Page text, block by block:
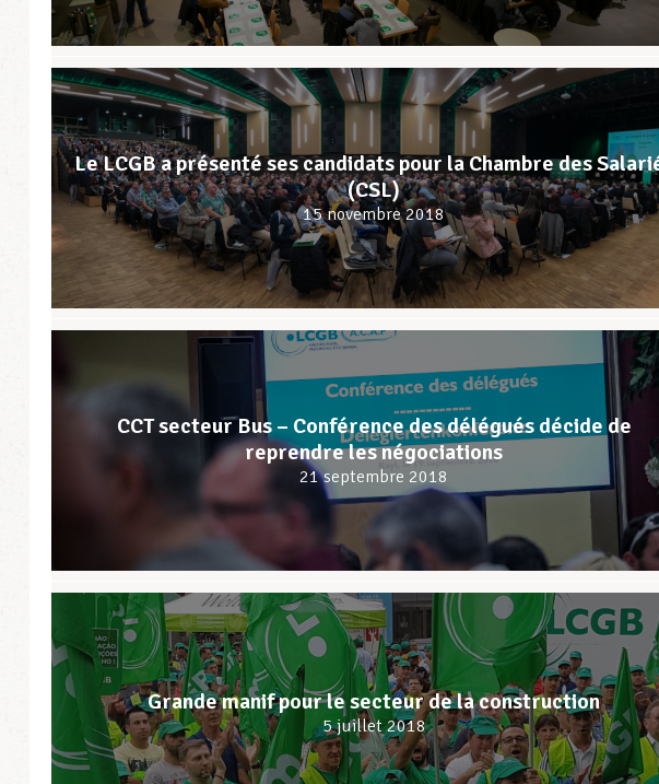
Le LCGB a présenté ses candidats pour la Chambre des
(CSL)
15 novembre 2018
CCT secteur Bus – Conférence des délégués décide de
reprendre les négociations
21 septembre 2018
Grande manif pour le secteur de la construction
5 juillet 2018